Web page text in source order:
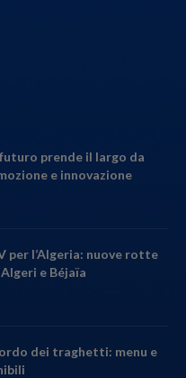
prende il largo da
e innovazione
per l’Algeria: nuove rotte
e Béjaïa
dei traghetti: menu e